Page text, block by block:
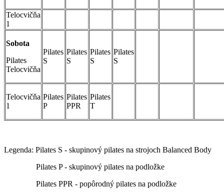
Telocvičňa
1
Sobota
Pilates
Telocvičňa
Pilates
S
Pilates
S
Pilates
S
Pilates
S
Telocvičňa
1
Pilates
P
Pilates
PPR
Pilates
T
Legenda: Pilates S - skupinový pilates na strojoch Balanced Body
Pilates P - skupinový pilates na podložke
Pilates PPR - popôrodný pilates na podložke